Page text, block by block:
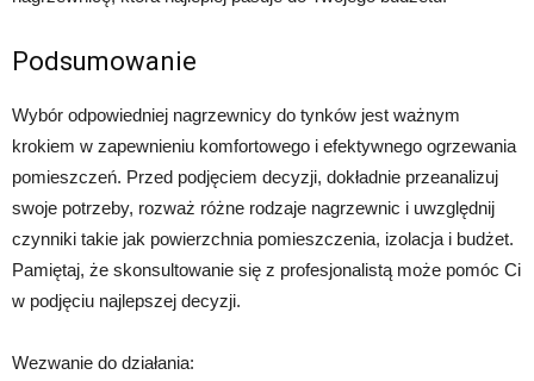
Podsumowanie
Wybór odpowiedniej nagrzewnicy do tynków jest ważnym
krokiem w zapewnieniu komfortowego i efektywnego ogrzewania
pomieszczeń. Przed podjęciem decyzji, dokładnie przeanalizuj
swoje potrzeby, rozważ różne rodzaje nagrzewnic i uwzględnij
czynniki takie jak powierzchnia pomieszczenia, izolacja i budżet.
Pamiętaj, że skonsultowanie się z profesjonalistą może pomóc Ci
w podjęciu najlepszej decyzji.
Wezwanie do działania: